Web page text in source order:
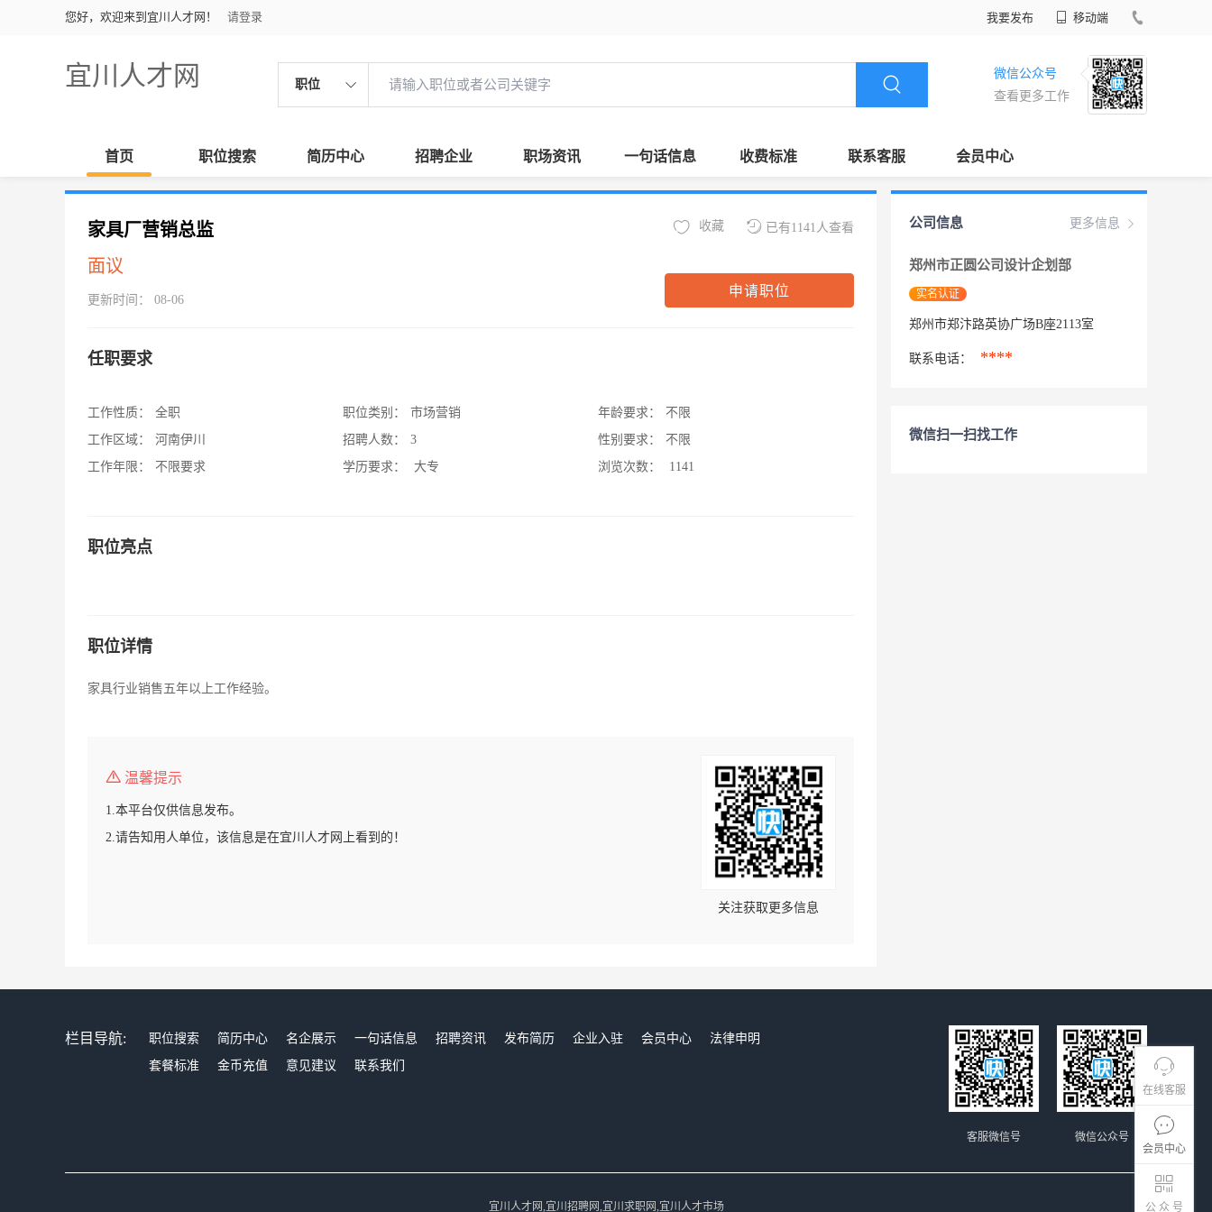
您好，欢迎来到宜川人才网！ 请登录 我要发布 移动端
宜川人才网 职位
微信公众号
查看更多工作
首页 职位搜索 简历中心 招聘企业 职场资讯 一句话信息 收费标准 联系客服 会员中心
在线客服
会员中心
公 众 号
家具厂营销总监
面议
更新时间： 08-06
已有1141人查看
收藏
申请职位
任职要求
工作性质：
全职
工作区域：
河南伊川
工作年限：
不限要求
职位类别：
市场营销
招聘人数：
3
学历要求：
大专
年龄要求：
不限
性别要求：
不限
浏览次数：
1141
职位亮点
职位详情
家具行业销售五年以上工作经验。
温馨提示
1.本平台仅供信息发布。
2.请告知用人单位，该信息是在宜川人才网上看到的！
关注获取更多信息
更多信息
公司信息
郑州市正圆公司设计企划部
实名认证
郑州市郑汴路英协广场B座2113室
联系电话： ****
微信扫一扫找工作
栏目导航: 职位搜索 简历中心 名企展示 一句话信息 招聘资讯 发布简历 企业入驻 会员中心
法律申明
套餐标准
金币充值 意见建议 联系我们
微信公众号
客服微信号
宜川人才网,宜川招聘网,宜川求职网,宜川人才市场